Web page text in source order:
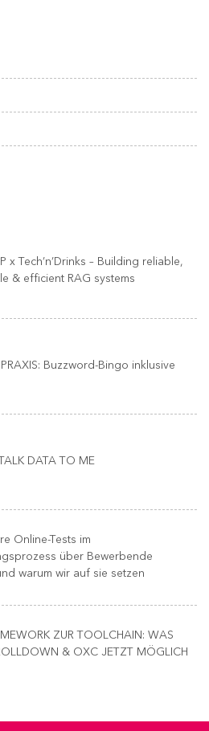
x Tech’n’Drinks – Building reliable,
& efficient RAG systems
PRAXIS: Buzzword-Bingo inklusive
DATA TO ME
Online-Tests im
über Bewerbende
warum wir auf sie setzen
ZUR TOOLCHAIN: WAS
& OXC JETZT MÖGLICH